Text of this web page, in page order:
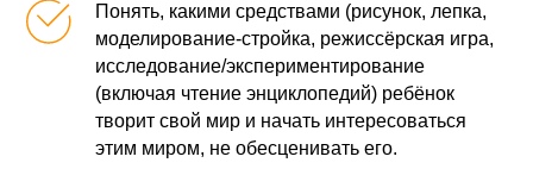
Понять, какими средствами (рисунок, лепка,
моделирование-стройка, режиссёрская игра,
исследование/экспериментирование
(включая чтение энциклопедий) ребёнок
творит свой мир и начать интересоваться
этим миром, не обесценивать его.